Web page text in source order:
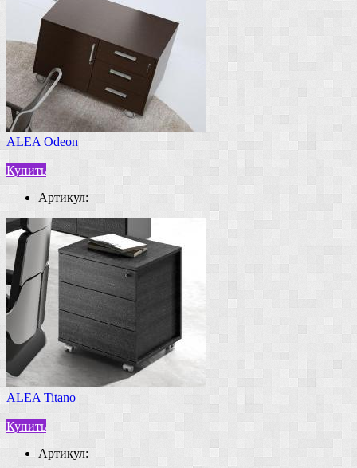
ALEA Odeon
Купить
Артикул:
ALEA Titano
Купить
Артикул: